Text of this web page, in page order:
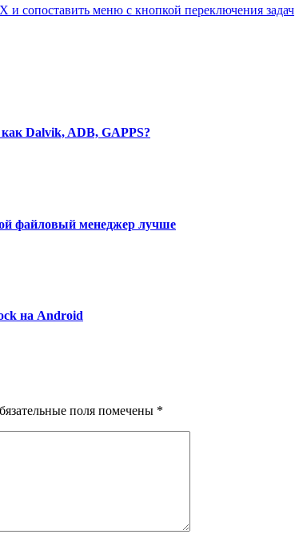
сопоставить меню с кнопкой переключения задач
Dalvik, ADB, GAPPS?
файловый менеджер лучше
на Android
поля помечены *